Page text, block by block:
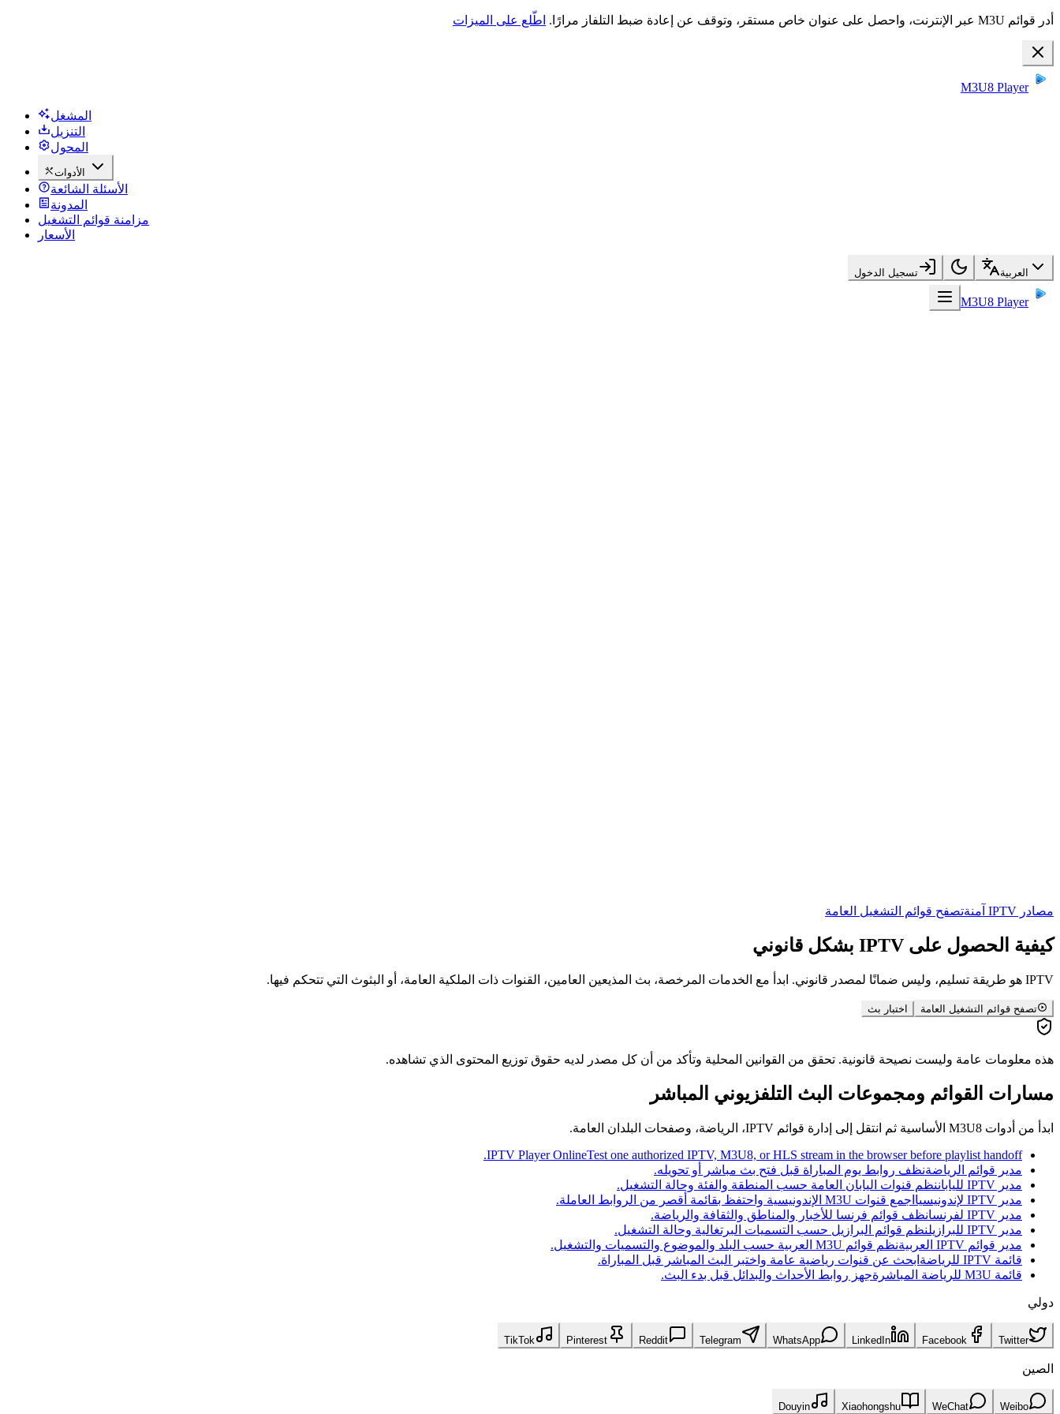
أدر قوائم M3U عبر الإنترنت، واحصل على عنوان خاص مستقر، وتوقف عن إعادة ضبط التلفاز مرارًا. اطّلع على الميزات
M3U8 Player
المشغل
التنزيل
المحول
الأدوات
الأسئلة الشائعة
المدونة
مزامنة قوائم التشغيل
الأسعار
العربية تسجيل الدخول
M3U8 Player
مصادر IPTV آمنة تصفح قوائم التشغيل العامة
كيفية الحصول على IPTV بشكل قانوني
IPTV هو طريقة تسليم، وليس ضمانًا لمصدر قانوني. ابدأ مع الخدمات المرخصة، بث المذيعين العامين، القنوات ذات الملكية العامة، أو البثوث التي تتحكم فيها.
تصفح قوائم التشغيل العامة اختبار بث
هذه معلومات عامة وليست نصيحة قانونية. تحقق من القوانين المحلية وتأكد من أن كل مصدر لديه حقوق توزيع المحتوى الذي تشاهده.
مسارات القوائم ومجموعات البث التلفزيوني المباشر
ابدأ من أدوات M3U8 الأساسية ثم انتقل إلى إدارة قوائم IPTV، الرياضة، وصفحات البلدان العامة.
IPTV Player OnlineTest one authorized IPTV, M3U8, or HLS stream in the browser before playlist handoff.
مدير قوائم الرياضةنظف روابط يوم المباراة قبل فتح بث مباشر أو تحويله.
مدير IPTV لليابان
نظم قنوات اليابان العامة حسب المنطقة والفئة وحالة التشغيل.
مدير IPTV لإندونيسيا
اجمع قنوات M3U الإندونيسية واحتفظ بقائمة أقصر من الروابط العاملة.
مدير IPTV لفرنسا
نظف قوائم فرنسا للأخبار والمناطق والثقافة والرياضة.
مدير IPTV للبرازيل
نظم قوائم البرازيل حسب التسميات البرتغالية وحالة التشغيل.
مدير قوائم IPTV العربية
نظم قوائم M3U العربية حسب البلد والموضوع والتسميات والتشغيل.
قائمة IPTV للرياضة
ابحث عن قنوات رياضية عامة واختبر البث المباشر قبل المباراة.
قائمة M3U للرياضة المباشرة
جهز روابط الأحداث والبدائل قبل بدء البث.
دولي
Twitter
Facebook
LinkedIn
WhatsApp
Telegram
Reddit
Pinterest
TikTok
الصين
Weibo
WeChat
Xiaohongshu
Douyin